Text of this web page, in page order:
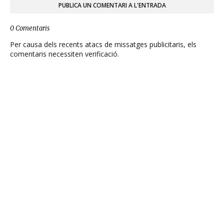
PUBLICA UN COMENTARI A L'ENTRADA
0 Comentaris
Per causa dels recents atacs de missatges publicitaris, els
comentaris necessiten verificació.